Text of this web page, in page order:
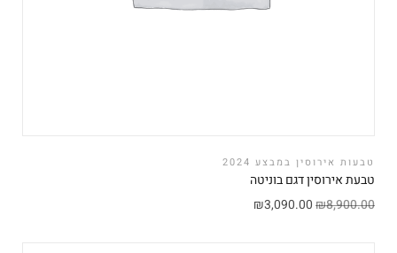
טבעות אירוסין במבצע 2024
טבעת אירוסין דגם בוניטה
₪8,900.00
₪3,090.00